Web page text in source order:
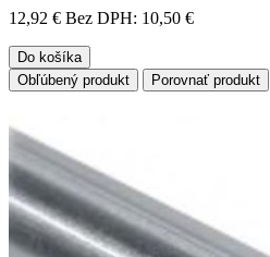
12,92 € Bez DPH: 10,50 €
Do košíka
Obľúbený produkt
Porovnať produkt